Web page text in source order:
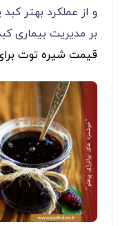
و از عملکرد بهتر
بر مدیریت بیماری
قیمت شیره توت